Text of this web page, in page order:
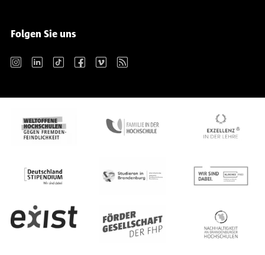
Folgen Sie uns
Instagram LinkedIn TikTok Facebook Vimeo RSS